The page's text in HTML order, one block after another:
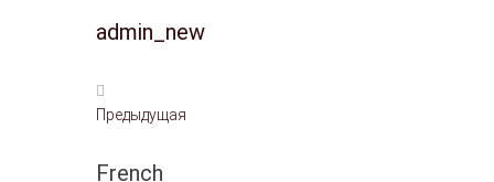
admin_new
Предыдущая
French